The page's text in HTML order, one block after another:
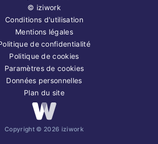
© iziwork
Conditions d'utilisation
Mentions légales
de confidentialité
Politique de cookies
Paramètres de cookies
Données personnelles
Plan du site
Copyright © 2026 iziwork